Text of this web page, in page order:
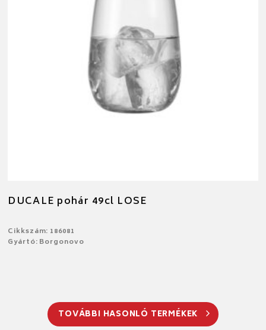
DUCALE pohár 49cl LOSE
Cikkszám: 186081
Gyártó: Borgonovo
TOVÁBBI HASONLÓ TERMÉKEK